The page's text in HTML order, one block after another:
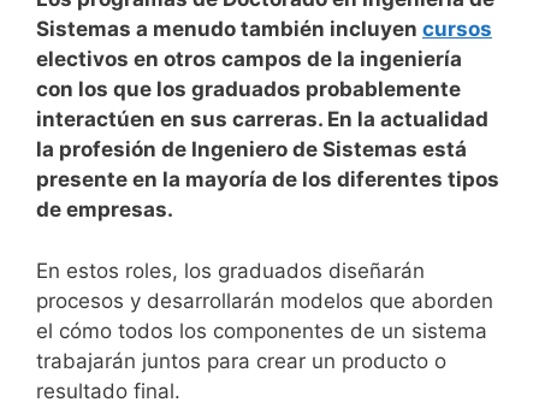
Sistemas a menudo también incluyen cursos
electivos en otros campos de la ingeniería
con los que los graduados probablemente
interactúen en sus carreras. En la actualidad
la profesión de Ingeniero de Sistemas está
presente en la mayoría de los diferentes tipos
de empresas.
En estos roles, los graduados diseñarán
procesos y desarrollarán modelos que aborden
el cómo todos los componentes de un sistema
trabajarán juntos para crear un producto o
resultado final.